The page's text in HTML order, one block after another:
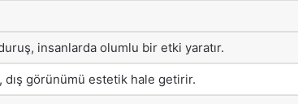
insanlarda olumlu bir etki yaratır.
dış görünümü estetik hale getirir.